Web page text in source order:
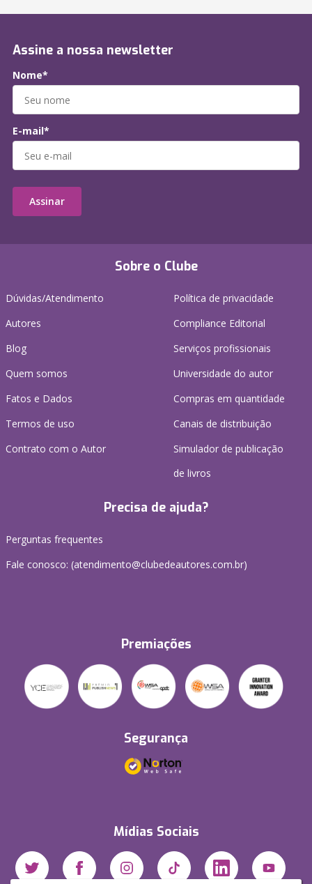
Sobre o Clube
Dúvidas/Atendimento
Autores
Blog
Quem somos
Fatos e Dados
Termos de uso
Contrato com o Autor
Política de privacidade
Compliance Editorial
Serviços profissionais
Universidade do autor
Compras em quantidade
Canais de distribuição
Simulador de publicação
de livros
Precisa de ajuda?
Perguntas frequentes
Fale conosco: (atendimento@clubedeautores.com.br)
Premiações
Segurança
Mídias Sociais
Assine a nossa newsletter
Nome*
E-mail*
Assinar